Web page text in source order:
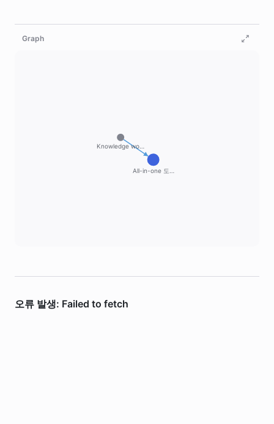
Graph
All-in-one 도…
Knowledge wo…